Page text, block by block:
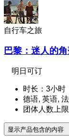
自行车之旅
巴黎：迷人的
明日可订
时长：3小时
德语, 英语,
团体人数上
显示产品包含的内容